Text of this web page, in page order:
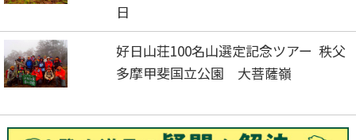
日
好日山荘100名山選定記念ツアー 秩父
多摩甲斐国立公園 大菩薩嶺